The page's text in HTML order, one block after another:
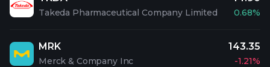
Takeda Pharmaceutical Company Limited 0.68%
MRK
Merck & Company Inc
143.35
-1.21%